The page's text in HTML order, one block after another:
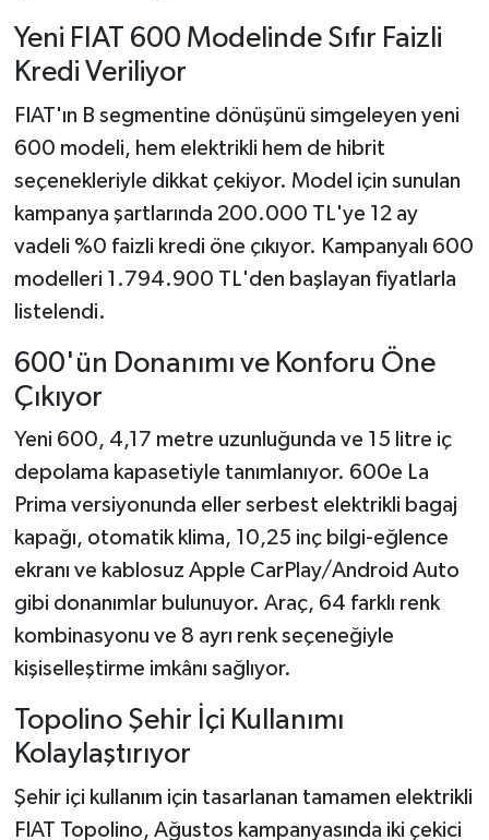
Yeni FIAT 600 Modelinde Sıfır Faizli
Kredi Veriliyor
FIAT'ın B segmentine dönüşünü simgeleyen yeni
600 modeli, hem elektrikli hem de hibrit
seçenekleriyle dikkat çekiyor. Model için sunulan
kampanya şartlarında 200.000 TL'ye 12 ay
vadeli %0 faizli kredi öne çıkıyor. Kampanyalı 600
modelleri 1.794.900 TL'den başlayan fiyatlarla
listelendi.
600'ün Donanımı ve Konforu Öne
Çıkıyor
Yeni 600, 4,17 metre uzunluğunda ve 15 litre iç
depolama kapasetiyle tanımlanıyor. 600e La
Prima versiyonunda eller serbest elektrikli bagaj
kapağı, otomatik klima, 10,25 inç bilgi-eğlence
ekranı ve kablosuz Apple CarPlay/Android Auto
gibi donanımlar bulunuyor. Araç, 64 farklı renk
kombinasyonu ve 8 ayrı renk seçeneğiyle
kişiselleştirme imkânı sağlıyor.
Topolino Şehir İçi Kullanımı
Kolaylaştırıyor
Şehir içi kullanım için tasarlanan tamamen elektrikli
FIAT Topolino, Ağustos kampanyasında iki çekici